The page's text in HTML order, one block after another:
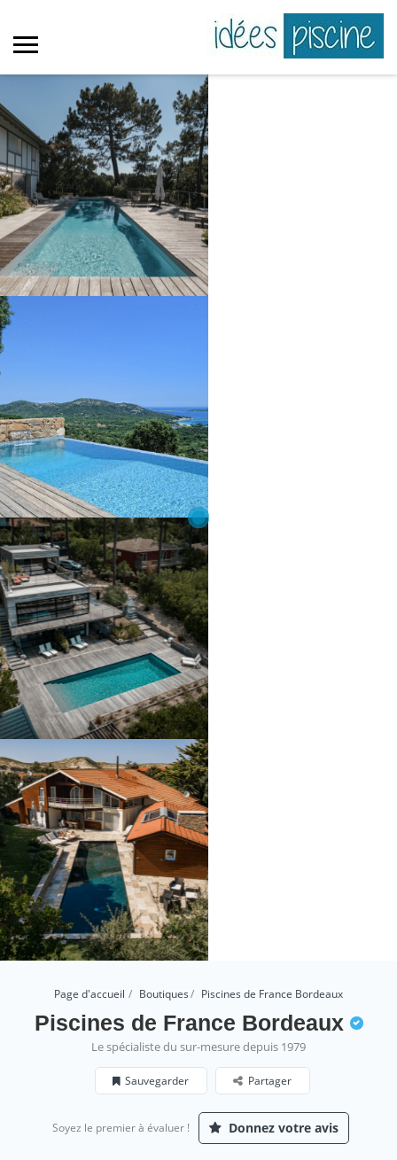
Page d'accueil Boutiques Piscines de France Bordeaux
Piscines de France Bordeaux
Le spécialiste du sur-mesure depuis 1979
Sauvegarder Partager
Soyez le premier à évaluer ! Donnez votre avis